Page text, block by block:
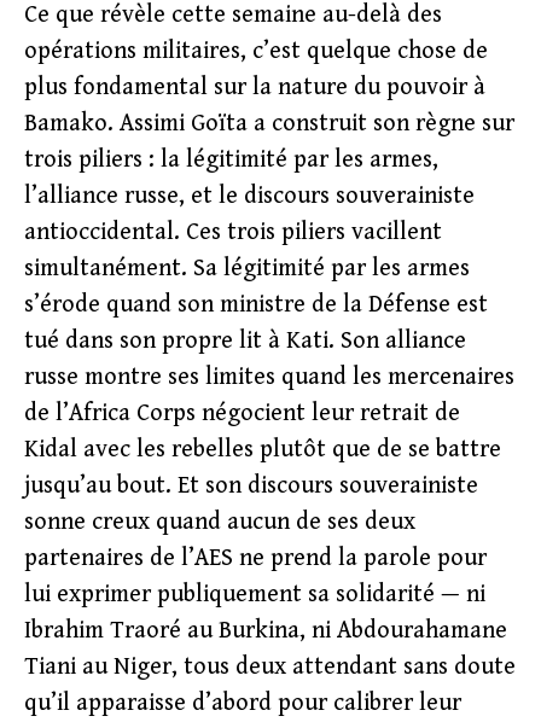
Ce que révèle cette semaine au-delà des
opérations militaires, c’est quelque chose de
plus fondamental sur la nature du pouvoir à
Bamako. Assimi Goïta a construit son règne sur
trois piliers : la légitimité par les armes,
l’alliance russe, et le discours souverainiste
antioccidental. Ces trois piliers vacillent
simultanément. Sa légitimité par les armes
s’érode quand son ministre de la Défense est
tué dans son propre lit à Kati. Son alliance
russe montre ses limites quand les mercenaires
de l’Africa Corps négocient leur retrait de
Kidal avec les rebelles plutôt que de se battre
jusqu’au bout. Et son discours souverainiste
sonne creux quand aucun de ses deux
partenaires de l’AES ne prend la parole pour
lui exprimer publiquement sa solidarité — ni
Ibrahim Traoré au Burkina, ni Abdourahamane
Tiani au Niger, tous deux attendant sans doute
qu’il apparaisse d’abord pour calibrer leur